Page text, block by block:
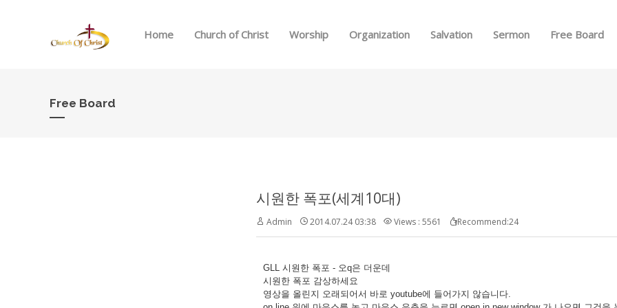
Home Church of Christ Worship Organization Salvation Sermon Free Board
Free Board
시원한 폭포(세계10대)
Admin 2014.07.24 03:38 Views : 5561 Recommend:24
GLL 시원한 폭포 - 오q은 더운데
시원한 폭포 감상하세요
영상을 올린지 오래되어서 바로 youtube에 들어가지 않습니다.